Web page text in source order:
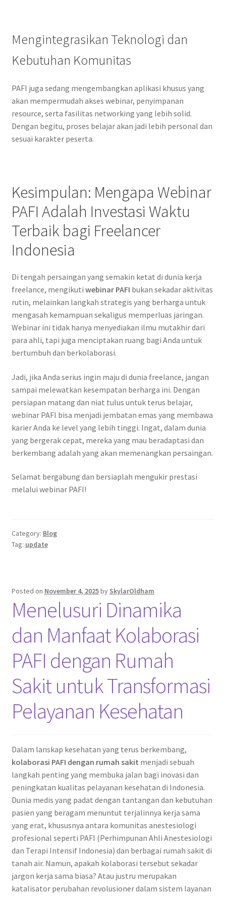
Mengintegrasikan Teknologi dan
Kebutuhan Komunitas
PAFI juga sedang mengembangkan aplikasi khusus yang
akan mempermudah akses webinar, penyimpanan
resource, serta fasilitas networking yang lebih solid.
Dengan begitu, proses belajar akan jadi lebih personal dan
sesuai karakter peserta.
Kesimpulan: Mengapa Webinar
PAFI Adalah Investasi Waktu
Terbaik bagi Freelancer
Indonesia
Di tengah persaingan yang semakin ketat di dunia kerja
freelance, mengikuti webinar PAFI bukan sekadar aktivitas
rutin, melainkan langkah strategis yang berharga untuk
mengasah kemampuan sekaligus memperluas jaringan.
Webinar ini tidak hanya menyediakan ilmu mutakhir dari
para ahli, tapi juga menciptakan ruang bagi Anda untuk
bertumbuh dan berkolaborasi.
Jadi, jika Anda serius ingin maju di dunia freelance, jangan
sampai melewatkan kesempatan berharga ini. Dengan
persiapan matang dan niat tulus untuk terus belajar,
webinar PAFI bisa menjadi jembatan emas yang membawa
karier Anda ke level yang lebih tinggi. Ingat, dalam dunia
yang bergerak cepat, mereka yang mau beradaptasi dan
berkembang adalah yang akan memenangkan persaingan.
Selamat bergabung dan bersiaplah mengukir prestasi
melalui webinar PAFI!
Category: Blog
Tag: update
Posted on November 4, 2025by SkylarOldham
Menelusuri Dinamika
dan Manfaat Kolaborasi
PAFI dengan Rumah
Sakit untuk Transformasi
Pelayanan Kesehatan
Dalam lanskap kesehatan yang terus berkembang,
kolaborasi PAFI dengan rumah sakit menjadi sebuah
langkah penting yang membuka jalan bagi inovasi dan
peningkatan kualitas pelayanan kesehatan di Indonesia.
Dunia medis yang padat dengan tantangan dan kebutuhan
pasien yang beragam menuntut terjalinnya kerja sama
yang erat, khususnya antara komunitas anestesiologi
profesional seperti PAFI (Perhimpunan Ahli Anestesiologi
dan Terapi Intensif Indonesia) dan berbagai rumah sakit di
tanah air. Namun, apakah kolaborasi tersebut sekadar
jargon kerja sama biasa? Atau justru merupakan
katalisator perubahan revolusioner dalam sistem layanan